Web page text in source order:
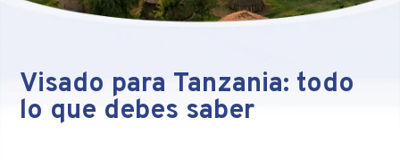
Visado para Tanzania: todo
lo que debes saber